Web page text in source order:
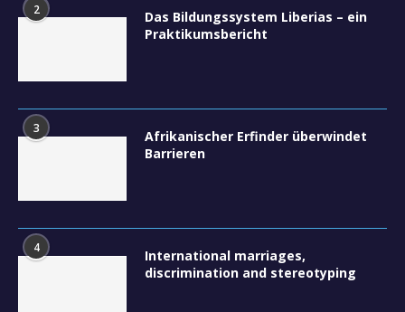
2
Das Bildungssystem Liberias – ein
Praktikumsbericht
3
Afrikanischer Erfinder überwindet
Barrieren
4
International marriages,
discrimination and stereotyping